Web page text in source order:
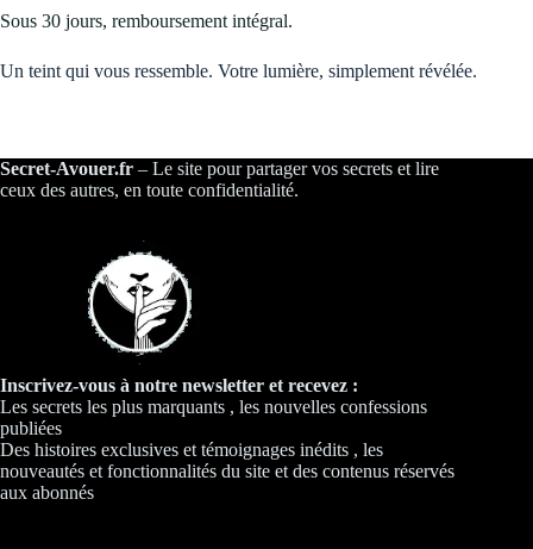
Sous 30 jours, remboursement intégral.
Un teint qui vous ressemble. Votre lumière, simplement révélée.
Secret-Avouer.fr – Le site pour partager vos secrets et lire
ceux des autres, en toute confidentialité.
Inscrivez-vous à notre newsletter et recevez :
Les secrets les plus marquants , les nouvelles confessions
publiées
Des histoires exclusives et témoignages inédits , les
nouveautés et fonctionnalités du site et des contenus réservés
aux abonnés